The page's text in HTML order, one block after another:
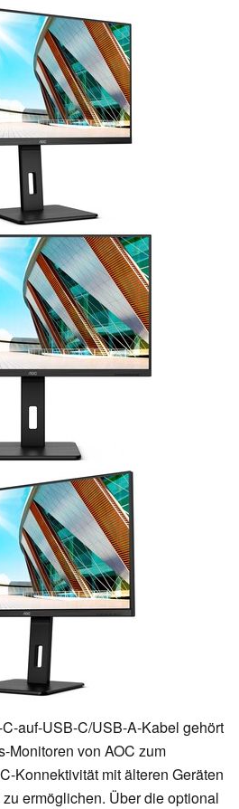
auf-USB-C/USB-A-Kabel gehört
Monitoren von AOC zum
Konnektivität mit älteren Geräten
ermöglichen. Über die optional